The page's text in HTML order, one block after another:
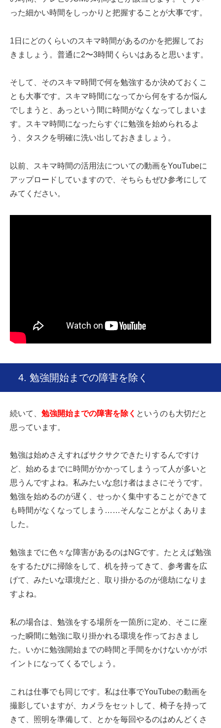
った細かい時間をしっかりと把握することが大事です。
1日にどのくらいのスキマ時間があるのかを把握してお
きましょう。普通に2〜3時間くらいはあると思います。
そして、そのスキマ時間で何を勉強するか決めておくこ
とも大事です。スキマ時間になってから何をするか悩ん
でしまうと、あっという間に時間がなくなってしまいま
す。スキマ時間になったらすぐに勉強を始められるよ
う、タスクを明確に洗い出しておきましょう。
以前、スキマ時間の活用法についての動画をYouTubeに
アップロードしていますので、そちらもぜひ参考にして
みてください。
4. 勉強開始までの障害を除く
続いて、 勉強開始までの障害を除く というのも大切だと
思っています。
勉強は始めさえすればサクサクできたりするんですけ
ど、始めるまでに時間がかかってしまうって人が多いと
思うんですよね。私みたいな怠け者はまさにそうです。
勉強を始めるのが遅く、せっかく集中することができて
も時間がなくなってしまう……そんなことがよくありま
した。
勉強までに色々な障害があるのはNGです。たとえば勉強
をするたびに掃除をして、机を持ってきて、参考書を広
げて、みたいな環境だと、取り掛かるのが億劫になりま
すよね。
私の場合は、勉強をする場所を一箇所に定め、そこに座
った瞬間に勉強に取り掛かれる環境を作っておきまし
た。いかに勉強開始までの時間と手間をかけないかがポ
イントになってくるでしょう。
これは仕事でも同じです。私は仕事でYouTubeの動画を
撮影していますが、カメラをセットして、椅子を持って
きて、照明を準備して、とかを毎回やるのはめんどくさ